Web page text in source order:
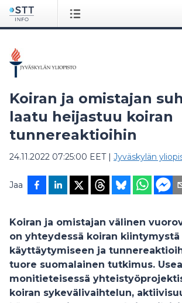
Koiran ja omistajan
laatu heijastuu koiran
tunnereaktioihin
24.11.2022 07:25:00 EET| Jyväskylän
Jaa
Koiran ja omistajan välinen
on yhteydessä koiran
käyttäytymiseen ja
tuore suomalainen tutkimus.
monitieteisessä
koiran sykevälivaihtelun,